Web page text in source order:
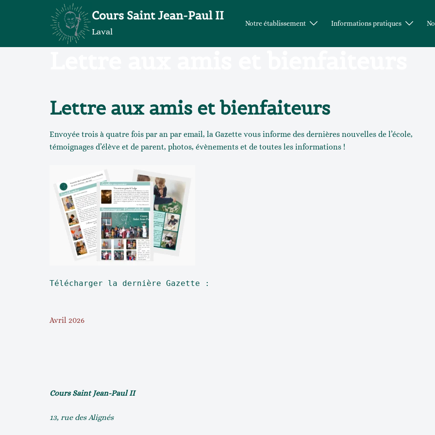
Cours Saint Jean-Paul II
Laval
Notre établissement Informations pratiques
Lettre aux amis et bienfaiteurs
Envoyée trois à quatre fois par an par email, la Gazette vous informe des dernières nouvelles de l’école,
témoignages d’élève et de parent, photos, évènements et de toutes les informations !
Télécharger la dernière Gazette :
Avril 2026
Cours Saint Jean-Paul II
13, rue des Alignés